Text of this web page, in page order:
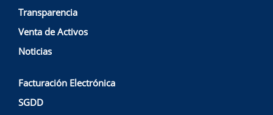
Transparencia
Venta de Activos
Noticias
Facturación Electrónica
SGDD